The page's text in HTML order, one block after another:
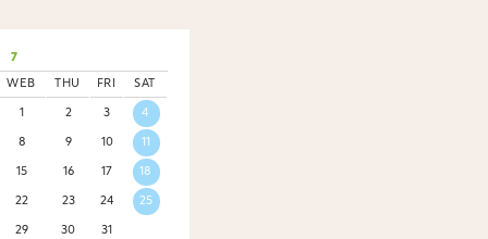
7
WEB THU FRI SAT
1 2 3 4
8 9 10 11
15 16 17 18
22 23 24 25
29 30 31